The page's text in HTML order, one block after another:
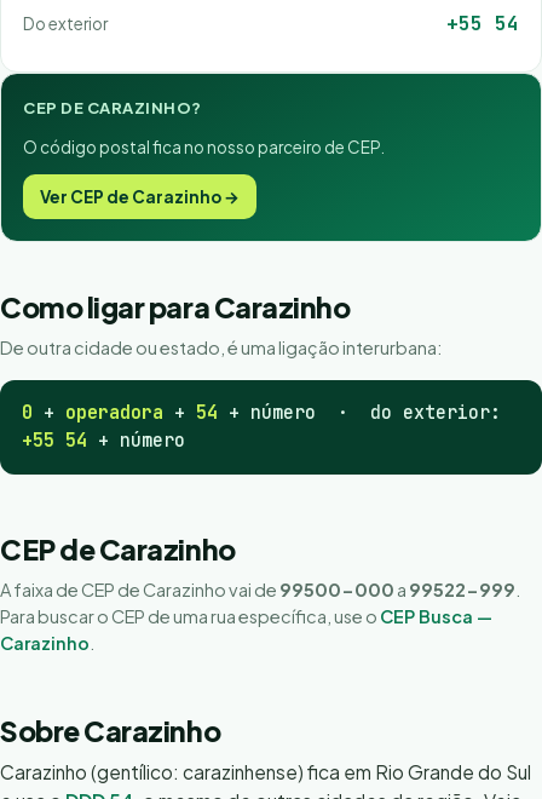
Do exterior +55 54
CEP DE CARAZINHO?
O código postal fica no nosso parceiro de CEP.
Ver CEP de Carazinho →
Como ligar para Carazinho
De outra cidade ou estado, é uma ligação interurbana:
0 + operadora + 54 + número · do exterior:
+55 54 + número
CEP de Carazinho
A faixa de CEP de Carazinho vai de 99500-000 a 99522-999
Para buscar o CEP de uma rua específica, use o CEP Busca —
Carazinho
Sobre Carazinho
Carazinho (gentílico: carazinhense) fica em Rio Grande do Sul